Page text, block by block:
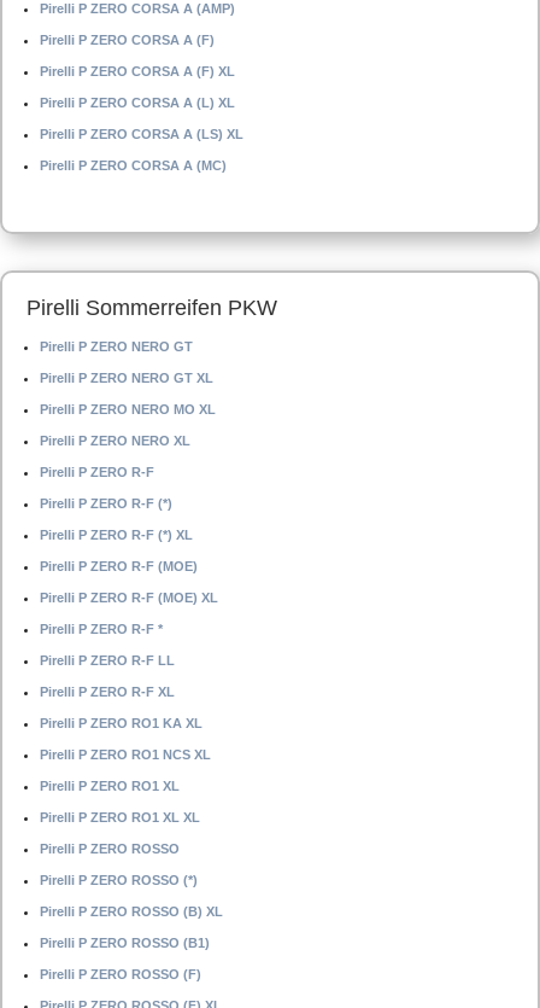
Pirelli P ZERO CORSA A (AMP)
Pirelli P ZERO CORSA A (F)
Pirelli P ZERO CORSA A (F) XL
Pirelli P ZERO CORSA A (L) XL
Pirelli P ZERO CORSA A (LS) XL
Pirelli P ZERO CORSA A (MC)
Pirelli Sommerreifen PKW
Pirelli P ZERO NERO GT
Pirelli P ZERO NERO GT XL
Pirelli P ZERO NERO MO XL
Pirelli P ZERO NERO XL
Pirelli P ZERO R-F
Pirelli P ZERO R-F (*)
Pirelli P ZERO R-F (*) XL
Pirelli P ZERO R-F (MOE)
Pirelli P ZERO R-F (MOE) XL
Pirelli P ZERO R-F *
Pirelli P ZERO R-F LL
Pirelli P ZERO R-F XL
Pirelli P ZERO RO1 KA XL
Pirelli P ZERO RO1 NCS XL
Pirelli P ZERO RO1 XL
Pirelli P ZERO RO1 XL XL
Pirelli P ZERO ROSSO
Pirelli P ZERO ROSSO (*)
Pirelli P ZERO ROSSO (B) XL
Pirelli P ZERO ROSSO (B1)
Pirelli P ZERO ROSSO (F)